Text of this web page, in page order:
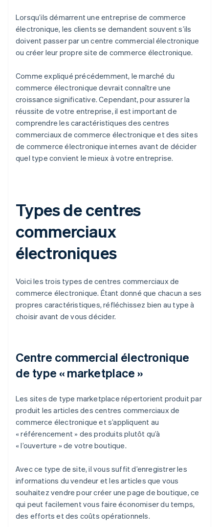
Lorsqu’ils démarrent une entreprise de commerce
électronique, les clients se demandent souvent s’ils
doivent passer par un centre commercial électronique
ou créer leur propre site de commerce électronique.
Comme expliqué précédemment, le marché du
commerce électronique devrait connaître une
croissance significative. Cependant, pour assurer la
réussite de votre entreprise, il est important de
comprendre les caractéristiques des centres
commerciaux de commerce électronique et des sites
de commerce électronique internes avant de décider
quel type convient le mieux à votre entreprise.
Types de centres
commerciaux
électroniques
Voici les trois types de centres commerciaux de
commerce électronique. Étant donné que chacun a ses
propres caractéristiques, réfléchissez bien au type à
choisir avant de vous décider.
Centre commercial électronique
de type « marketplace »
Les sites de type marketplace répertorient produit par
produit les articles des centres commerciaux de
commerce électronique et s’appliquent au
« référencement » des produits plutôt qu’à
« l’ouverture » de votre boutique.
Avec ce type de site, il vous suffit d’enregistrer les
informations du vendeur et les articles que vous
souhaitez vendre pour créer une page de boutique, ce
qui peut facilement vous faire économiser du temps,
des efforts et des coûts opérationnels.